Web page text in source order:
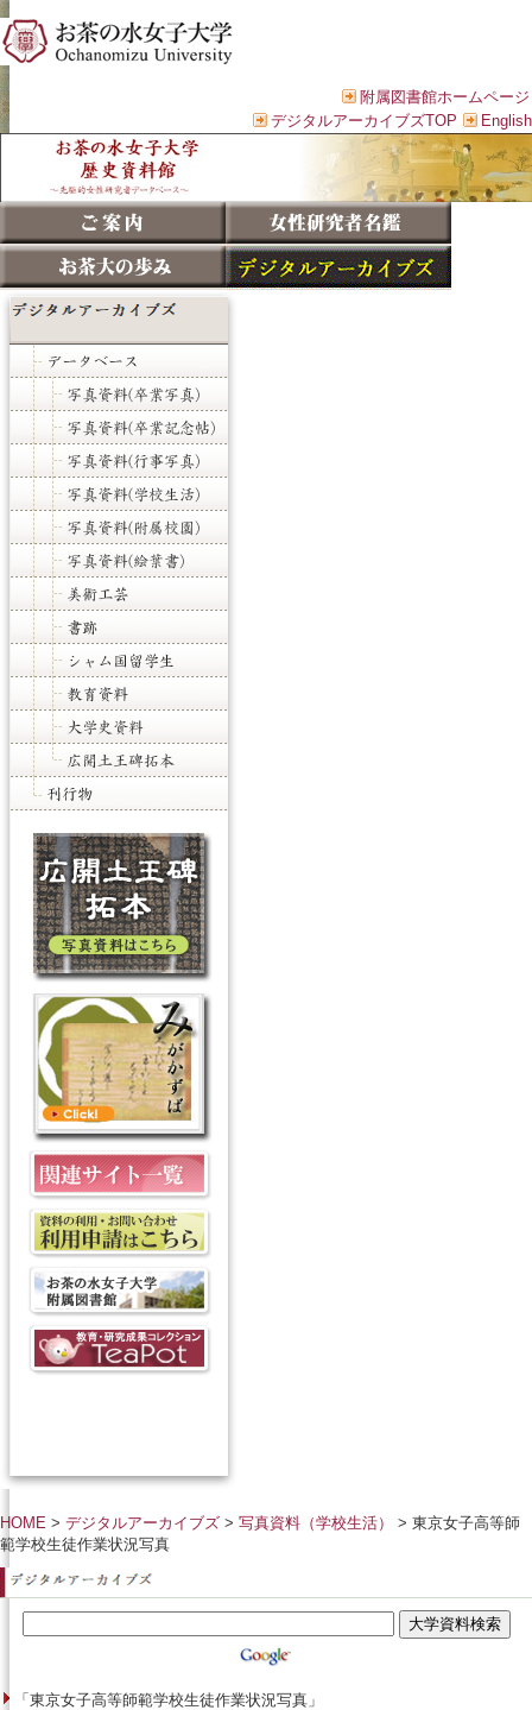
附属図書館ホームページ
デジタルアーカイブズTOP
English
HOME > デジタルアーカイブズ > 写真資料（学校生活）
> 東京女子高等師
範学校生徒作業状況写真
「東京女子高等師範学校生徒作業状況写真」